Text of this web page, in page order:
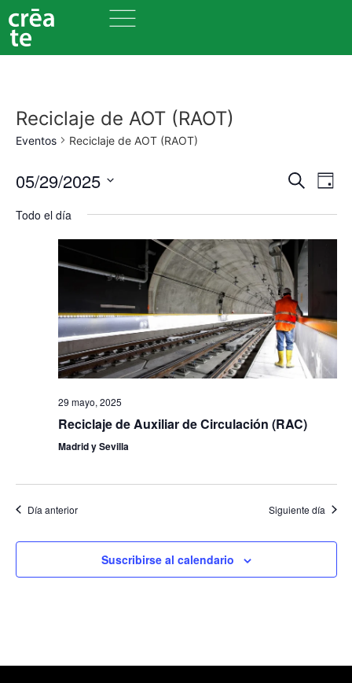
Reciclaje de AOT (RAOT)
Eventos Reciclaje de AOT (RAOT)
de
y
de
BuscarDía
05/29/2025
fecha.
Todo el día
29 mayo, 2025
Reciclaje de Auxiliar de Circulación (RAC)
Madrid y Sevilla
Día anterior Siguiente día
Suscribirse al calendario